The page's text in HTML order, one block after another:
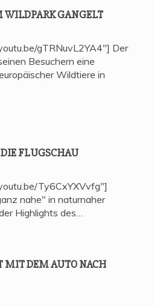
WILD­PARK GANGELT
gTRNuvL2YA4"] Der
Besuchern eine
Wildtiere in
FLUGSCHAU
Ty6CxYXVvfg"]
nahe" in naturnaher
Highlights des…
MIT DEM AUTO NACH